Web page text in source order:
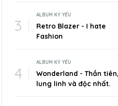
ALBUM KỶ YẾU
Retro Blazer - I hate
Fashion
ALBUM KỶ YẾU
Wonderland - Thần tiên,
lung linh và độc nhất.